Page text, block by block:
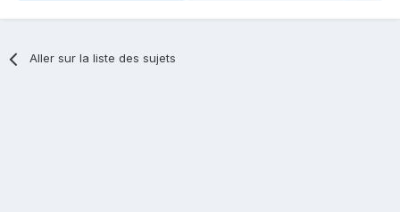
Aller sur la liste des sujets